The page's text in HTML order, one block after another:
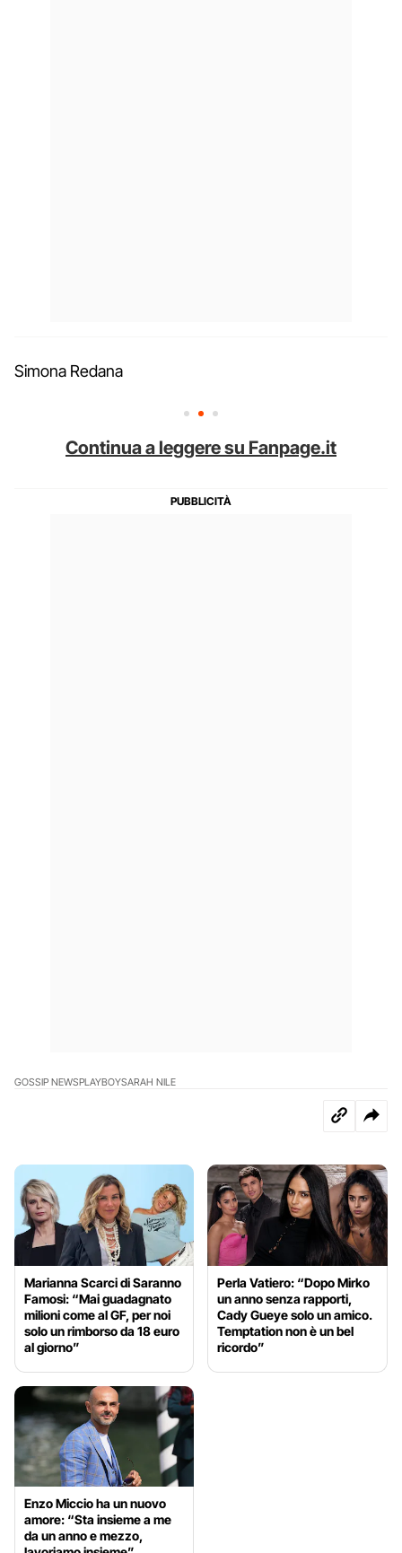
Simona Redana
Continua a leggere su Fanpage.it
GOSSIP NEWSPLAYBOYSARAH NILE
Marianna Scarci di Saranno
Famosi: “Mai guadagnato
milioni come al GF, per noi
solo un rimborso da 18 euro
al giorno”
Perla Vatiero: “Dopo Mirko
un anno senza rapporti,
Cady Gueye solo un amico.
Temptation non è un bel
ricordo”
Enzo Miccio ha un nuovo
amore: “Sta insieme a me
da un anno e mezzo,